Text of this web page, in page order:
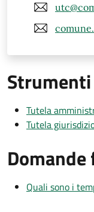
Tutela
Tutela
Quali sono i